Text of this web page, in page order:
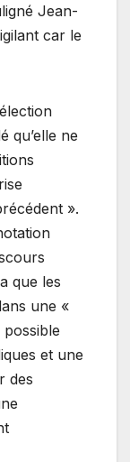
Jean-
car le
qu’elle ne
».
que les
une «
et une
des